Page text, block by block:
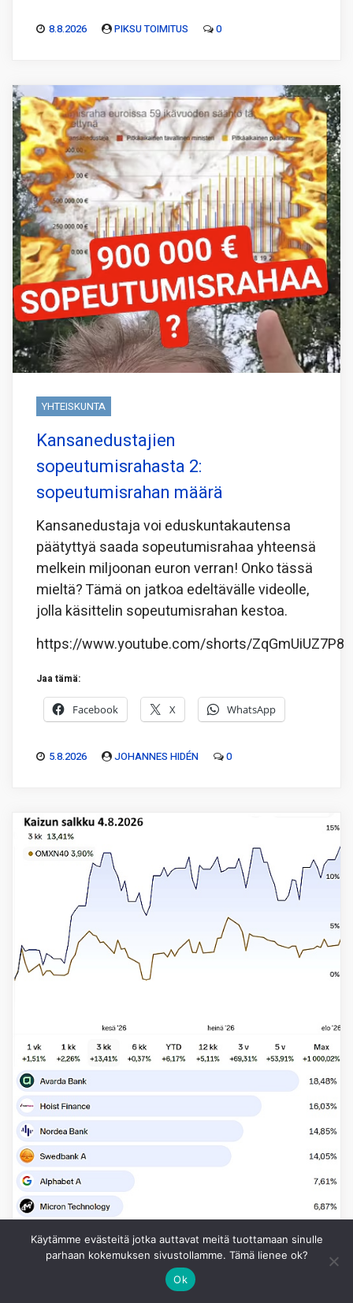
8.8.2026 PIKSU TOIMITUS 0
YHTEISKUNTA
Kansanedustajien
sopeutumisrahasta 2:
sopeutumisrahan määrä
Kansanedustaja voi eduskuntakautensa
päätyttyä saada sopeutumisrahaa yhteensä
melkein miljoonan euron verran! Onko tässä
mieltä? Tämä on jatkoa edeltävälle videolle,
jolla käsittelin sopeutumisrahan kestoa.
https://www.youtube.com/shorts/ZqGmUiUZ7P8
Jaa tämä:
Facebook X WhatsApp
5.8.2026 JOHANNES HIDÉN 0
Käytämme evästeitä jotka auttavat meitä tuottamaan sinulle
parhaan kokemuksen sivustollamme. Tämä lienee ok?
Ok